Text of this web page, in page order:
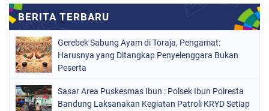
Gerebek Sabung Ayam di Toraja, Pengamat:
Harusnya yang Ditangkap Penyelenggara Bukan
Peserta
Sasar Area Puskesmas Ibun : Polsek Ibun Polresta
Bandung Laksanakan Kegiatan Patroli KRYD Setiap